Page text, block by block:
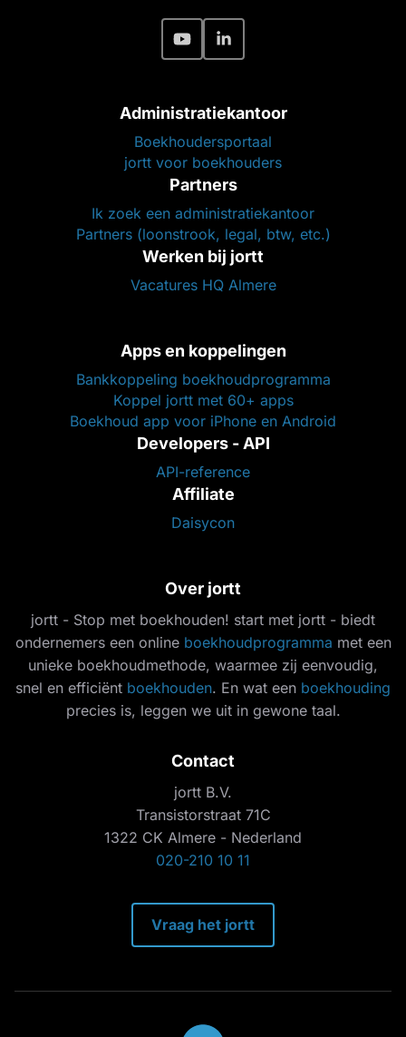
Administratiekantoor
Boekhoudersportaal
jortt voor boekhouders
Partners
Ik zoek een administratiekantoor
Partners (loonstrook, legal, btw, etc.)
Werken bij jortt
Vacatures HQ Almere
Apps en koppelingen
Bankkoppeling boekhoudprogramma
Koppel jortt met 60+ apps
Boekhoud app voor iPhone en Android
Developers - API
API-reference
Affiliate
Daisycon
Over jortt
jortt - Stop met boekhouden! start met jortt - biedt
ondernemers een online boekhoudprogramma met een
unieke boekhoudmethode, waarmee zij eenvoudig,
snel en efficiënt boekhouden. En wat een boekhouding
precies is, leggen we uit in gewone taal.
Contact
jortt B.V.
Transistorstraat 71C
1322 CK Almere - Nederland
020-210 10 11
Vraag het jortt